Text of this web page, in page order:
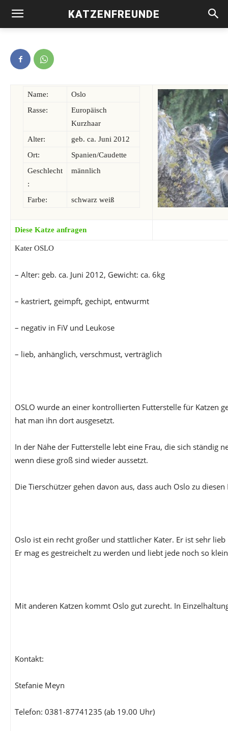
KATZENFREUNDE
Oslo -vermittelt-
Name:
Oslo
Rasse:
Europäisch
Kurzhaar
Alter:
geb. ca. Juni 2012
Ort:
Spanien/Caudette
Geschlecht
:
männlich
Farbe: schwarz weiß
Diese Katze anfragen
Kater OSLO
– Alter: geb. ca. Juni 2012, Gewicht: ca. 6kg
– kastriert, geimpft, gechipt, entwurmt
– negativ in FiV und Leukose
– lieb, anhänglich, verschmust, verträglich
OSLO wurde an einer kontrollierten Futterstelle für Katzen
hat man ihn dort ausgesetzt.
In der Nähe der Futterstelle lebt eine Frau, die sich ständig
wenn diese groß sind wieder aussetzt.
Die Tierschützer gehen davon aus, dass auch Oslo zu diesen
Oslo ist ein recht großer und stattlicher Kater. Er ist sehr
Er mag es gestreichelt zu werden und liebt jede noch so
Mit anderen Katzen kommt Oslo gut zurecht. In
Kontakt:
Stefanie Meyn
Telefon: 0381-87741235 (ab 19.00 Uhr)